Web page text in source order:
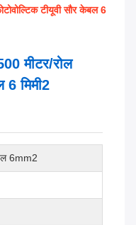
टीयूवी सौर केबल 6
मीटर/रोल
6 मिमी2
6mm2